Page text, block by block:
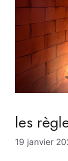
les
19 janvier